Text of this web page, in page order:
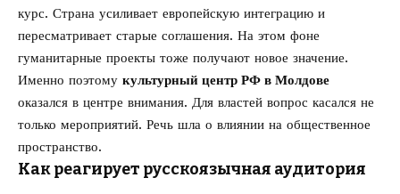
курс. Страна усиливает европейскую интеграцию и
пересматривает старые соглашения. На этом фоне
гуманитарные проекты тоже получают новое значение.
Именно поэтому культурный центр РФ в Молдове
оказался в центре внимания. Для властей вопрос касался не
только мероприятий. Речь шла о влиянии на общественное
пространство.
Как реагирует русскоязычная аудитория